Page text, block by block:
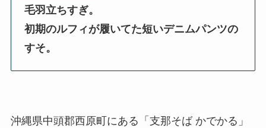
毛羽立ちすぎ。
初期のルフィが履いてた短いデニムパンツの
すそ。
沖縄県中頭郡西原町にある「支那そば かでかる」